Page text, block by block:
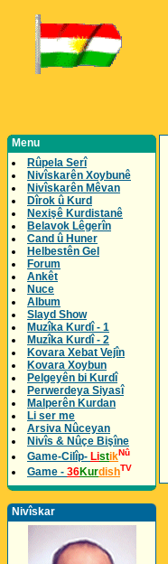
Menu
Rûpela Serî
Nivîskarên Xoybunê
Nivîskarên Mêvan
Dîrok û Kurd
Nexişê Kurdistanê
Belavok Lêgerîn
Cand û Huner
Helbestên Gel
Forum
Ankêt
Nuce
Album
Slayd Show
Muzîka Kurdî - 1
Muzîka Kurdî - 2
Kovara Xebat Vejîn
Kovara Xoybun
Pelgeyên bi Kurdî
Perwerdeya Siyasî
Malperên Kurdan
Li ser me
Arsiva Nûceyan
Nivîs & Nûçe Bişîne
Game-Cilîp- ListikNû
Game - 36KurdishTV
Nivîskar